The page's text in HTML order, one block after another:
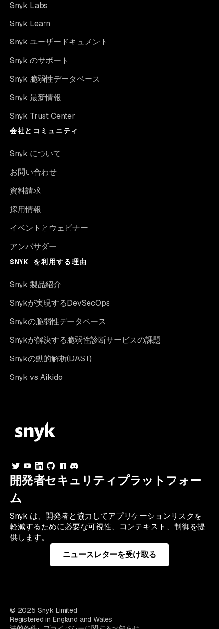
Snyk Labs
Snyk Learn
Snyk ユーザードキュメント
Snyk のサポート
Snyk 脆弱性データベース
Snyk 最新情報
Snyk Trust Center
会社とコミュニティ
Snyk について
お問い合わせ
資料請求
採用情報
イベントとウェビナー
アンバサダー
SNYK を利用する理由
Snyk 製品紹介
Snykが実現するDevSecOps
Snykの脆弱性データベース
Snykが解決する脆弱性診断サービスの課題
Snykの動的解析(DAST)
Snyk vs Aikido
開発者セキュリティプラットフォー
ム
Snyk は、開発者と協力してアプリケーションリスクを
軽減するために必要な可視性、コンテキスト、制御を提
供します。
ニュースレターを受け取る
© 2025 Snyk Limited
Registered in England and Wales